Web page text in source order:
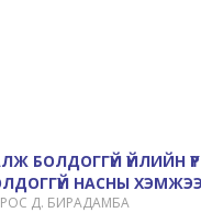
БОЛДОГГҮЙ ҮЙЛИЙН
НАСНЫ ХЭМЖЭЭ
Д. БИРАДАМБА